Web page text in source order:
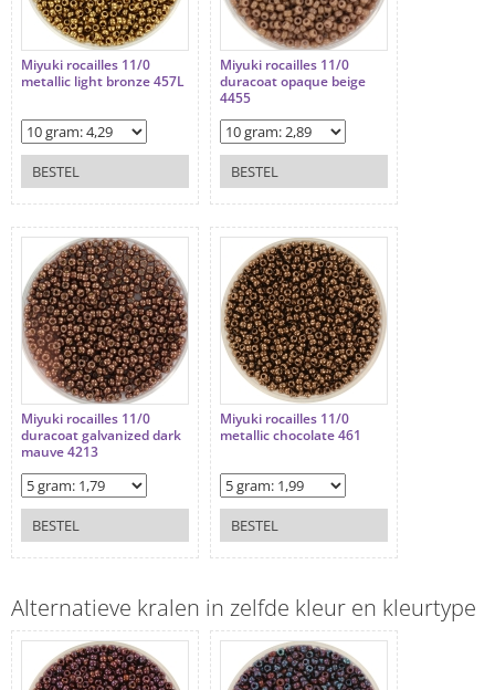
Miyuki rocailles 11/0
metallic light bronze 457L
BESTEL
Miyuki rocailles 11/0
duracoat opaque beige
4455
BESTEL
Miyuki rocailles 11/0
duracoat galvanized dark
mauve 4213
BESTEL
Miyuki rocailles 11/0
metallic chocolate 461
BESTEL
Alternatieve kralen in zelfde kleur en kleurtype